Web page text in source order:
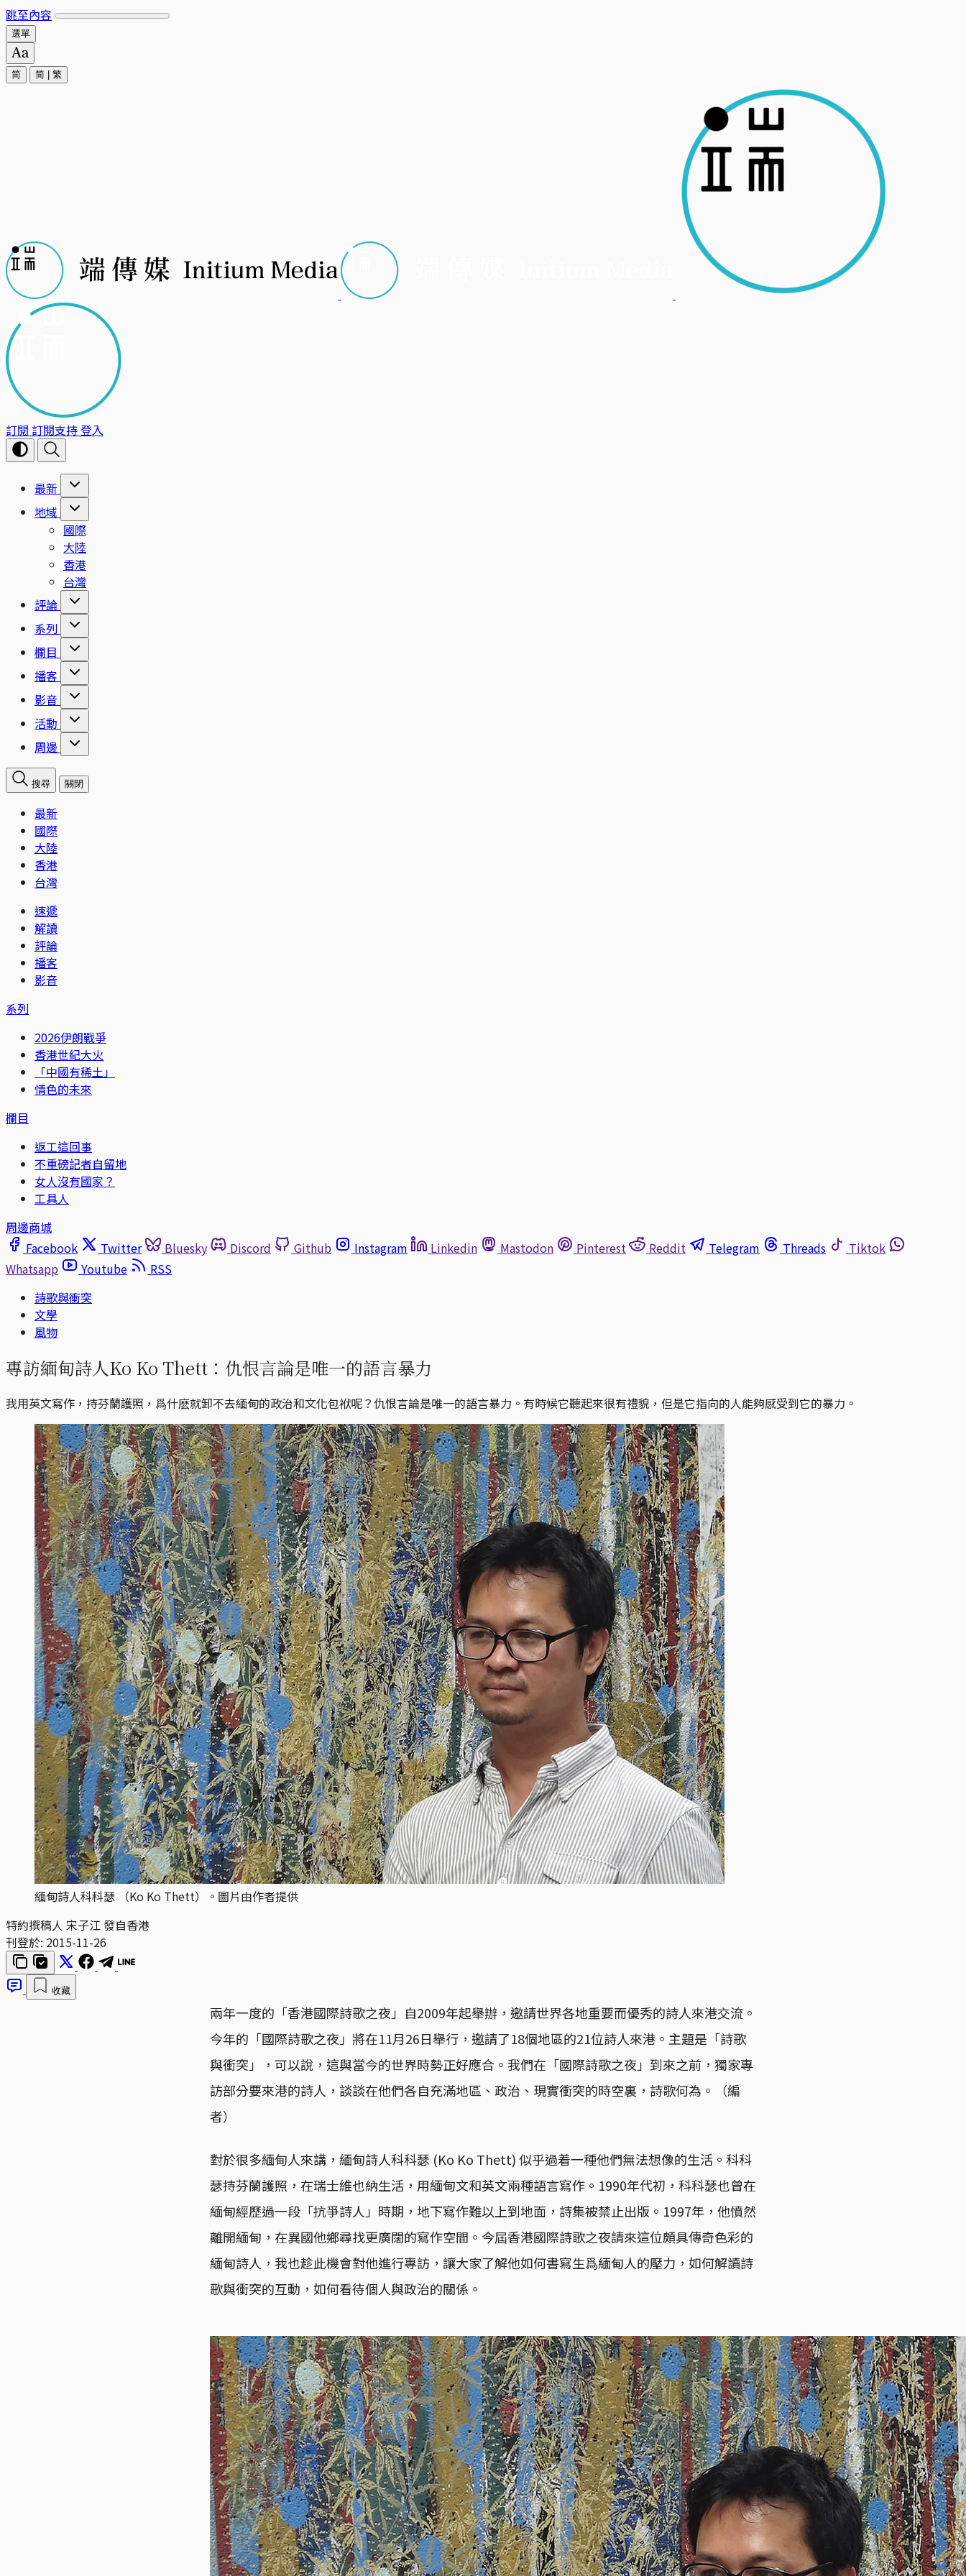
跳至內容
選單
简 简 繁
訂閱 訂閱支持登入
最新
地域
國際
大陸
香港
台灣
評論
系列
欄目
播客
影音
活動
周邊
搜尋 關閉
最新
國際
大陸
香港
台灣
速遞
解讀
評論
播客
影音
系列
2026伊朗戰爭
香港世紀大火
「中國有稀土」
情色的未來
欄目
返工這回事
不重磅記者自留地
女人沒有國家？
工具人
周邊商城
Facebook
Twitter Bluesky Discord Github Instagram Linkedin Mastodon Pinterest Reddit Telegram Threads
Tiktok
Whatsapp
Youtube
RSS
詩歌與衝突
文學
風物
專訪緬甸詩人Ko Ko Thett：仇恨言論是唯一的語言暴力
我用英文寫作，持芬蘭護照，爲什麽就卸不去緬甸的政治和文化包袱呢？仇恨言論是唯一的語言暴力。有時候它聽起來很有禮貌，但是它指向的人能夠感受到它的暴力。
緬甸詩人科科瑟 （Ko Ko Thett）。圖片由作者提供
特約撰稿人 宋子江 發自香港
刊登於: 2015-11-26
收藏
兩年一度的「香港國際詩歌之夜」自2009年起舉辦，邀請世界各地重要而優秀的詩人來港交流。
今年的「國際詩歌之夜」將在11月26日舉行，邀請了18個地區的21位詩人來港。主題是「詩歌
與衝突」，可以說，這與當今的世界時勢正好應合。我們在「國際詩歌之夜」到來之前，獨家專
訪部分要來港的詩人，談談在他們各自充滿地區、政治、現實衝突的時空裏，詩歌何為。（編
者）
對於很多緬甸人來講，緬甸詩人科科瑟 (Ko Ko Thett) 似乎過着一種他們無法想像的生活。科科
瑟持芬蘭護照，在瑞士維也納生活，用緬甸文和英文兩種語言寫作。1990年代初，科科瑟也曾在
緬甸經歷過一段「抗爭詩人」時期，地下寫作難以上到地面，詩集被禁止出版。1997年，他憤然
離開緬甸，在異國他鄉尋找更廣闊的寫作空間。今屆香港國際詩歌之夜請來這位頗具傳奇色彩的
緬甸詩人，我也趁此機會對他進行專訪，讓大家了解他如何書寫生爲緬甸人的壓力，如何解讀詩
歌與衝突的互動，如何看待個人與政治的關係。